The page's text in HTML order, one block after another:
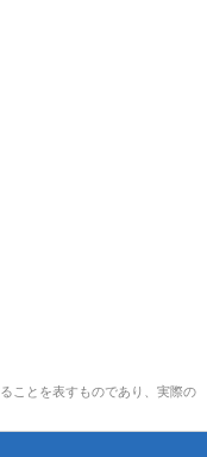
ことを表すものであり、実際の